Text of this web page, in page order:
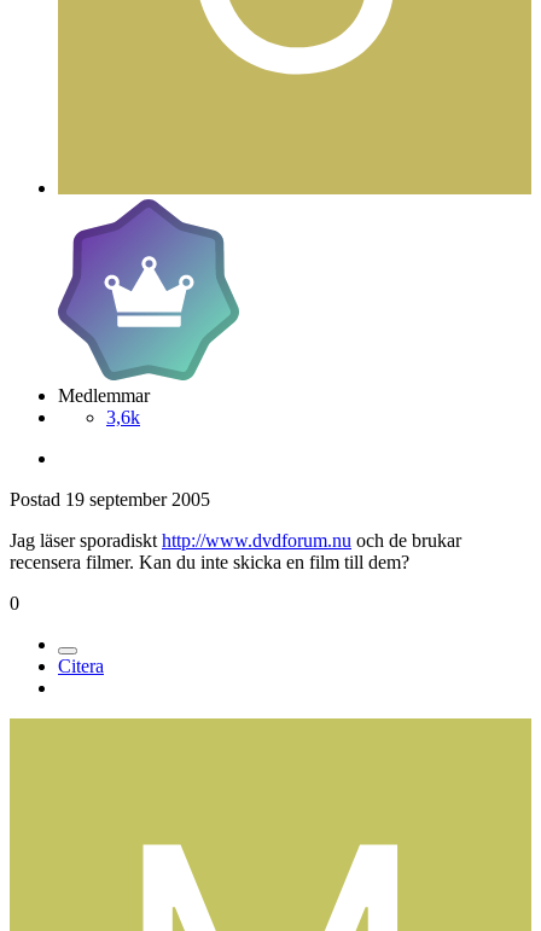
Medlemmar
3,6k
Postad 19 september 2005
Jag läser sporadiskt http://www.dvdforum.nu och de brukar
recensera filmer. Kan du inte skicka en film till dem?
0
Citera